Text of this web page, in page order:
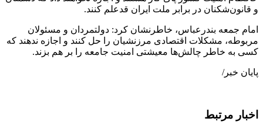
و قانون‌شکنان در برابر ملت ایران قدعلم کنند.
امام جمعه بندرعباس، خاطرنشان کرد: دولتمردان و مسئولان
مربوطه، مشکلات اقتصادی مرزنشیان را حل کنند و اجازه ندهند که
کسی به خاطر چالش‌ها معیشتی امنیت جامعه را بر هم بزند‌.
پایان خبر/
اخبار مرتبط